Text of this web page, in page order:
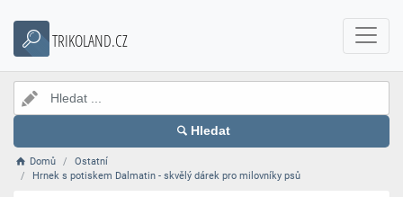
TRIKOLAND.CZ
Hledat
Domů
Ostatní
Hrnek s potiskem Dalmatin - skvělý dárek pro milovníky psů